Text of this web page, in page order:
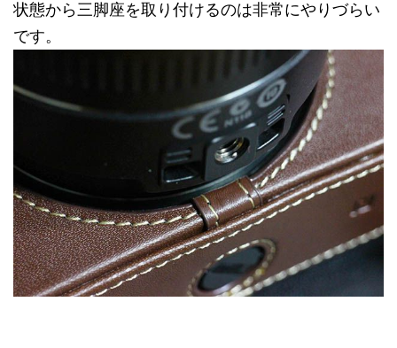
状態から三脚座を取り付けるのは非常にやりづらい
です。